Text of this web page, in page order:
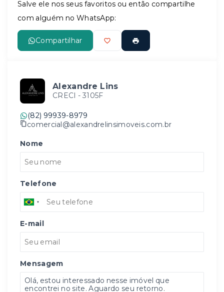
Salve ele nos seus favoritos ou então compartilhe
com alguém no WhatsApp:
Compartilhar
Alexandre Lins
CRECI - 3105F
(82) 99939-8979
comercial@alexandrelinsimoveis.com.br
Nome
Telefone
E-mail
Mensagem